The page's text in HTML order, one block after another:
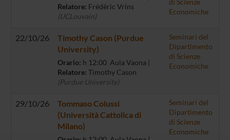
Relatore: Frédéric Vrins
(UCLouvain)
di Scienze
Economiche
22/10/26
Timothy Cason (Purdue
University)
Orario: h 12:00 Aula Vaona |
Relatore: Timothy Cason
(Purdue University)
Seminari del
Dipartimento
di Scienze
Economiche
29/10/26
Tommaso Colussi
(Università Cattolica di
Milano)
Seminari del
Dipartimento
di Scienze
Economiche